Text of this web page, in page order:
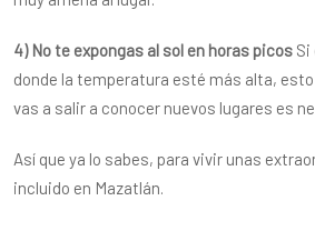
4) No te expongas al sol en horas picos Si
donde la temperatura esté más alta,
vas a salir a conocer nuevos lugares es
Así que ya lo sabes, para vivir unas
incluido en Mazatlán.